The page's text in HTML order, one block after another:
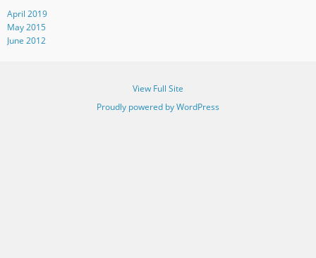
April 2019
May 2015
June 2012
View Full Site
Proudly powered by WordPress